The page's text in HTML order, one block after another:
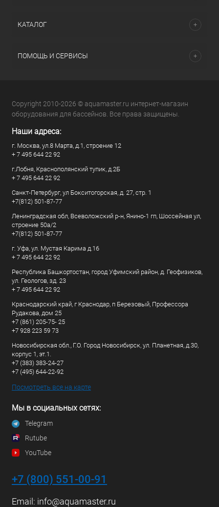
КАТАЛОГ
ПОМОЩЬ И СЕРВИСЫ
Copyright 2010-2026 © aquamaster.ru интернет-магазин
оборудования для бассейнов. Все права защищены.
Наши адреса:
г. Москва, ул.8 Марта, д.1, строение 12
+ 7 495 644 22 92
г.Лобня, Краснополянский тупик, д.2Б
+ 7 495 644 22 92
Санкт-Петербург, ул Бокситогорская, д. 27, стр. 1
+7(812) 501-87-77
Ленинградская обл, Всеволожский р-н, Янино-1 гп, Шоссейная ул,
строение 50а/2
+7(812) 501-87-77
г. Уфа, ул. Мустая Карима д.16
+ 7 495 644 22 92
Республика Башкортостан, город Уфимский район, д. Геофизиков,
ул. Геологов, зд. 23
+ 7 495 644 22 92
Краснодарский край, г Краснодар, п Березовый, Профессора
Рудакова, дом 25
+7 (861) 205-75- 25
+7 928 223 59 73
Новосибирская обл., Г.О. Город Новосибирск, ул. Планетная, д.30,
корпус 1, эт.1.
+7 (383) 383-24-27
+7 (495) 644-22-92
Посмотреть все на карте
Мы в социальных сетях:
Telegram
Rutube
YouTube
+7 (800) 551-00-91
Email: info@aquamaster.ru